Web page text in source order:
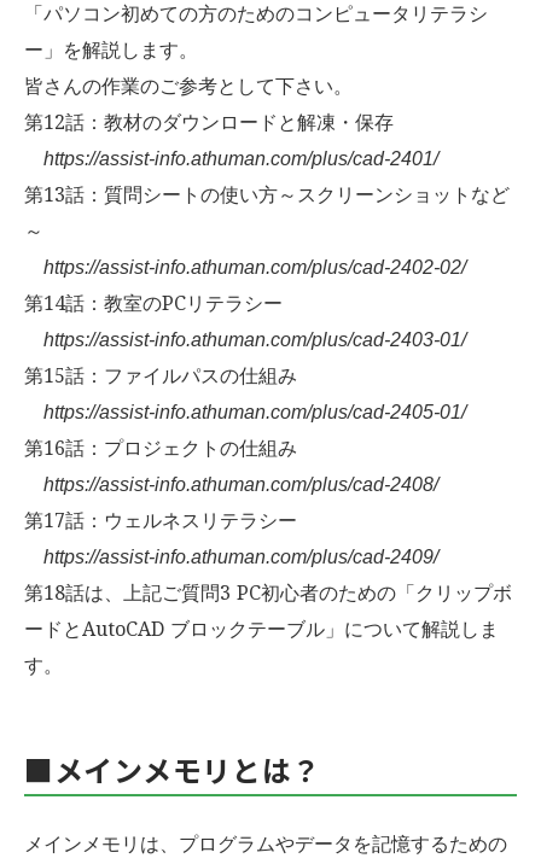
「パソコン初めての方のためのコンピュータリテラシ
ー」を解説します。
皆さんの作業のご参考として下さい。
第12話：教材のダウンロードと解凍・保存
https://assist-info.athuman.com/plus/cad-2401/
第13話：質問シートの使い方～スクリーンショットなど
～
https://assist-info.athuman.com/plus/cad-2402-02/
第14話：教室のPCリテラシー
https://assist-info.athuman.com/plus/cad-2403-01/
第15話：ファイルパスの仕組み
https://assist-info.athuman.com/plus/cad-2405-01/
第16話：プロジェクトの仕組み
https://assist-info.athuman.com/plus/cad-2408/
第17話：ウェルネスリテラシー
https://assist-info.athuman.com/plus/cad-2409/
第18話は、上記ご質問3 PC初心者のための「クリップボ
ードとAutoCAD ブロックテーブル」について解説しま
す。
■メインメモリとは？
メインメモリは、プログラムやデータを記憶するための